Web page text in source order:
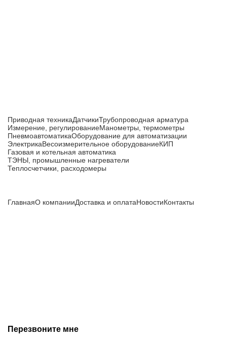
Приводная техникаДатчикиТрубопроводная арматура
Измерение, регулированиеМанометры, термометры
ПневмоавтоматикаОборудование для автоматизации
ЭлектрикаВесоизмерительное оборудованиеКИП
Газовая и котельная автоматика
ТЭНЫ, промышленные нагреватели
Теплосчетчики, расходомеры
ГлавнаяО компанииДоставка и оплатаНовостиКонтакты
Перезвоните мне